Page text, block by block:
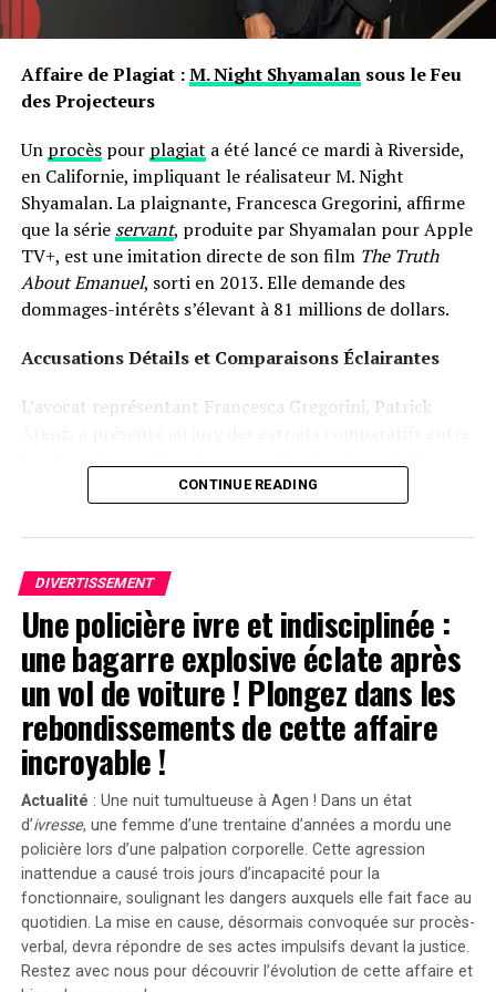
les prénoms ne sont pas simplement des désignations ;
interactions sociales depuis notre enfance jusqu’à l’âge
adulte.
Affaire de Plagiat :M. Night Shyamalansous le Feu
des Projecteurs
Un procèspour plagiat a été lancé ce mardi à Riverside,
en Californie, impliquant le réalisateur M. Night
Shyamalan. La plaignante, Francesca Gregorini, affirme
que la série servant, produite par Shyamalan pour Apple
TV+, est une imitation directe de son film The Truth
About Emanuel, sorti en 2013. Elle demande des
dommages-intérêts s’élevant à 81 millions de dollars.
Accusations Détails et Comparaisons Éclairantes
L’avocat représentant Francesca Gregorini, Patrick
prenant soin d’une poupée comme si c’était un véritable
flagrant », a-t-il déclaré devant le jury selon
Variety. »SansEmanuel
Divergences dans les Arguments Juridiques
En réponse aux allégations portées contre lui, l’équipe
juridique défendant Shyamalan soutient que Tony
Basgallop, le créateur britannique derrière la série
Servant, avait commencé à développer ce projet bien
avant la sortie du film de Francesca Gregorini.
« Elle cherche simplement à tirer profit d’un travail
qu’elle n’a pas conçu », a affirmé l’avocate Brittany
Amadi lors du procès.En 2020, une première plainte
avait été rejetée ; néanmoins, la cour d’appel avait
rouvert l’affaire en considérant qu’il existait un débat
légitime concernant les « similarités substantielles »
entre les deux œuvres.Cette affaire soulève des
CONTINUE READING
DIVERTISSEMENT
Une policière ivre et indisciplinée :
une bagarre explosive éclate après
un vol de voiture ! Plongez dans les
rebondissements de cette affaire
incroyable !
Actualité : Une nuit tumultueuse à Agen ! Dans un état
d’ivresse, une femme d’une trentaine d’années a mordu une
policière lors d’une palpation corporelle. Cette agression
inattendue a causé trois jours d’incapacité pour la
fonctionnaire, soulignant les dangers auxquels elle fait face au
quotidien. La mise en cause, désormais convoquée sur procès-
verbal, devra répondre de ses actes impulsifs devant la justice.
Restez avec nous pour découvrir l’évolution de cette affaire et